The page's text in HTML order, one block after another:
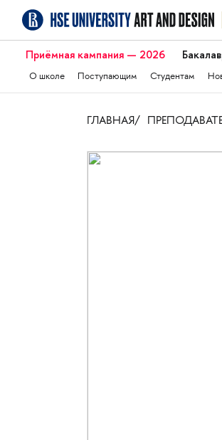
Приёмная кампания — 2026
О школе Поступающим Студентам
ГЛАВНАЯ